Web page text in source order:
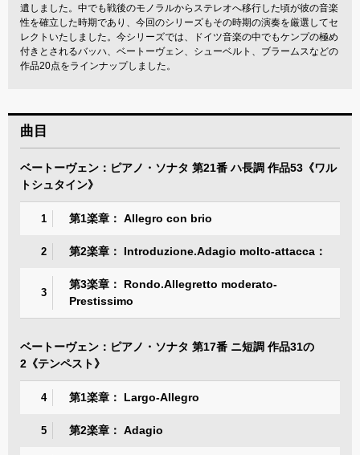
遺しました。中でも戦後のモノラルからステレオへ移行した頃が彼の音楽
性を確立した時期であり、今回のシリーズもその時期の演奏を厳選してセ
レクトいたしました。今シリーズでは、ドイツ音楽の中でもケンプの極め
付きとされるバッハ、ベートーヴェン、シューベルト、ブラームスなどの
作品20点をラインナップしました。
曲目
ベートーヴェン：ピアノ・ソナタ 第21番 ハ長調 作品53《ワル
トシュタイン》
1 第1楽章： Allegro con brio
2 第2楽章： Introduzione.Adagio molto-attacca：
3
第3楽章： Rondo.Allegretto moderato-
Prestissimo
ベートーヴェン：ピアノ・ソナタ 第17番 ニ短調 作品31の
2《テンペスト》
4 第1楽章： Largo-Allegro
5 第2楽章： Adagio